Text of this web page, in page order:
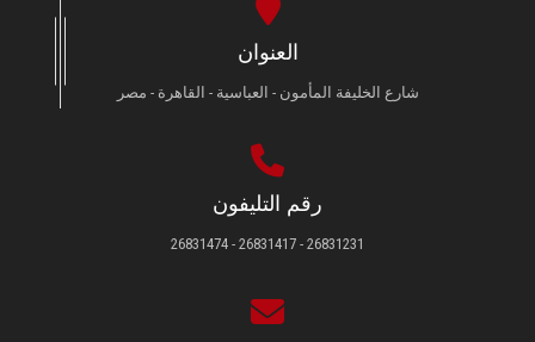
العنوان
شارع الخليفة المأمون - العباسية - القاهرة - مصر
رقم التليفون
26831231 - 26831417 - 26831474